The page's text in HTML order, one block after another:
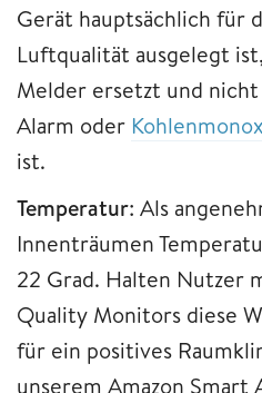
Gerät hauptsächlich für
Luftqualität ausgelegt
Melder ersetzt und
Alarm oder
ist.
Temperatur: Als
Innenträumen
22 Grad. Halten Nutzer
Quality Monitors diese
für ein positives
unserem Amazon